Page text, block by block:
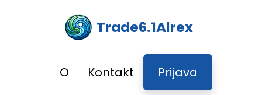
Trade6.1Alrex
O Kontakt Prijava